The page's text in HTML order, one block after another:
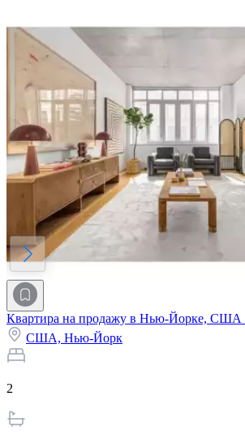
Квартира на продажу в Нью-Йорке, США
США, Нью-Йорк
2